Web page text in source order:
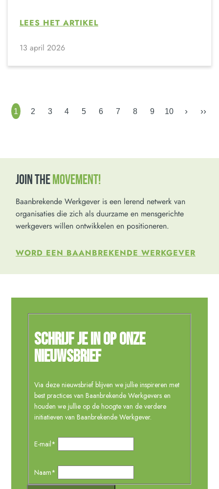
LEES HET ARTIKEL
13 april 2026
1 2 3 4 5 6 7 8 9 10 › ››
JOIN THEMOVEMENT!
Baanbrekende Werkgever is een lerend netwerk van
organisaties die zich als duurzame en mensgerichte
werkgevers willen ontwikkelen en positioneren.
WORD EEN BAANBREKENDE WERKGEVER